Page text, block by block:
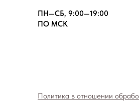
Политика в отношении
ПН—СБ, 9:00—19:00
ПО МСК